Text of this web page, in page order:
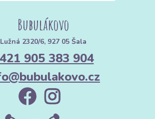
Bubulákovo
Lužná 2320/6, 927 05 Šala
905 383 904